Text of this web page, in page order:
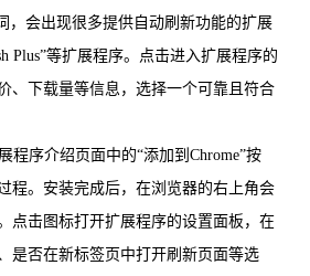
，会出现很多提供自动刷新功能的扩展
Plus”等扩展程序。点击进入扩展程序的
、下载量等信息，选择一个可靠且符合
程序介绍页面中的“添加到Chrome”按
程。安装完成后，在浏览器的右上角会
点击图标打开扩展程序的设置面板，在
是否在新标签页中打开刷新页面等选